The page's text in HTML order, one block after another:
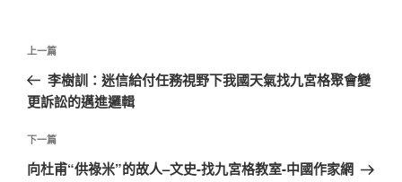
文
導
覽
上
一
篇
章
上一篇
李樹訓：迷信給付任務視野下我國天氣找九宮格聚會變
更訴訟的邁進邏輯
下
一
下一篇
向杜甫“供祿米”的故人–文史-找九宮格教室-中國作家網